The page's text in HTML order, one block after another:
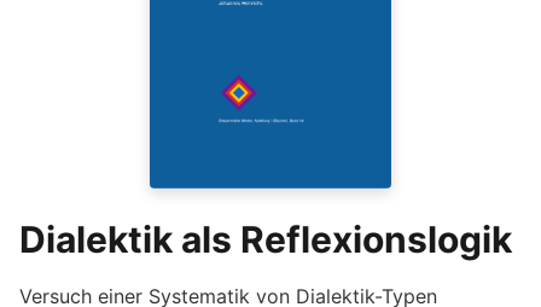
Dialektik als Reflexionslogik
Versuch einer Systematik von Dialektik-Typen